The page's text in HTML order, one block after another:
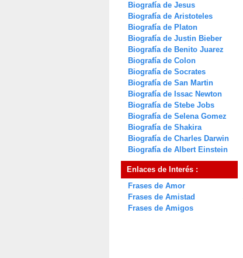
Biografía de Jesus
Biografía de Aristoteles
Biografía de Platon
Biografía de Justin Bieber
Biografía de Benito Juarez
Biografía de Colon
Biografía de Socrates
Biografía de San Martin
Biografía de Issac Newton
Biografía de Stebe Jobs
Biografía de Selena Gomez
Biografía de Shakira
Biografía de Charles Darwin
Biografía de Albert Einstein
Enlaces de Interés :
Frases de Amor
Frases de Amistad
Frases de Amigos